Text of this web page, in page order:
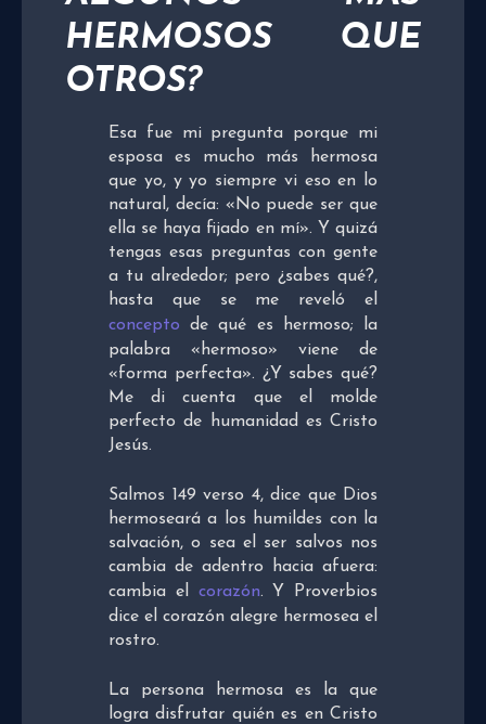
HERMOSOS QUE
OTROS?
Esa fue mi pregunta porque mi
esposa es mucho más hermosa
que yo, y yo siempre vi eso en lo
natural, decía: «No puede ser que
ella se haya fijado en mí». Y quizá
tengas esas preguntas con gente
a tu alrededor; pero ¿sabes qué?,
hasta que se me reveló el
concepto de qué es hermoso; la
palabra «hermoso» viene de
«forma perfecta». ¿Y sabes qué?
Me di cuenta que el molde
perfecto de humanidad es Cristo
Jesús.
Salmos 149 verso 4, dice que Dios
hermoseará a los humildes con la
salvación, o sea el ser salvos nos
cambia de adentro hacia afuera:
cambia el corazón. Y Proverbios
dice el corazón alegre hermosea el
rostro.
La persona hermosa es la que
logra disfrutar quién es en Cristo